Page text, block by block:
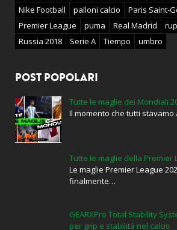
Nike Football
palloni calcio Paris Saint-
Premier League
puma Real Madrid
Russia 2018
Serie A Tiempo umbro
POST POPOLARI
Tutte le maglie dei Mondiali
Il momento che tutti
Tutte le maglie della Premier
Le maglie Premier League
finalmente…
GEARXPro Total Stability
per grip e stabilità nel calcio